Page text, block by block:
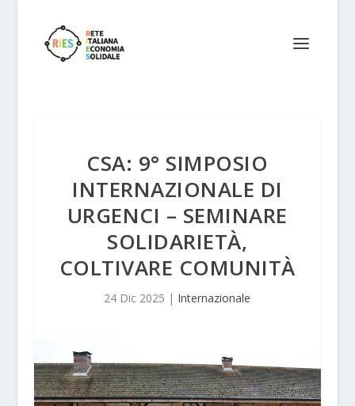
CSA: 9° SIMPOSIO
INTERNAZIONALE DI
URGENCI – SEMINARE
SOLIDARIETÀ,
COLTIVARE COMUNITÀ
24 Dic 2025 | Internazionale